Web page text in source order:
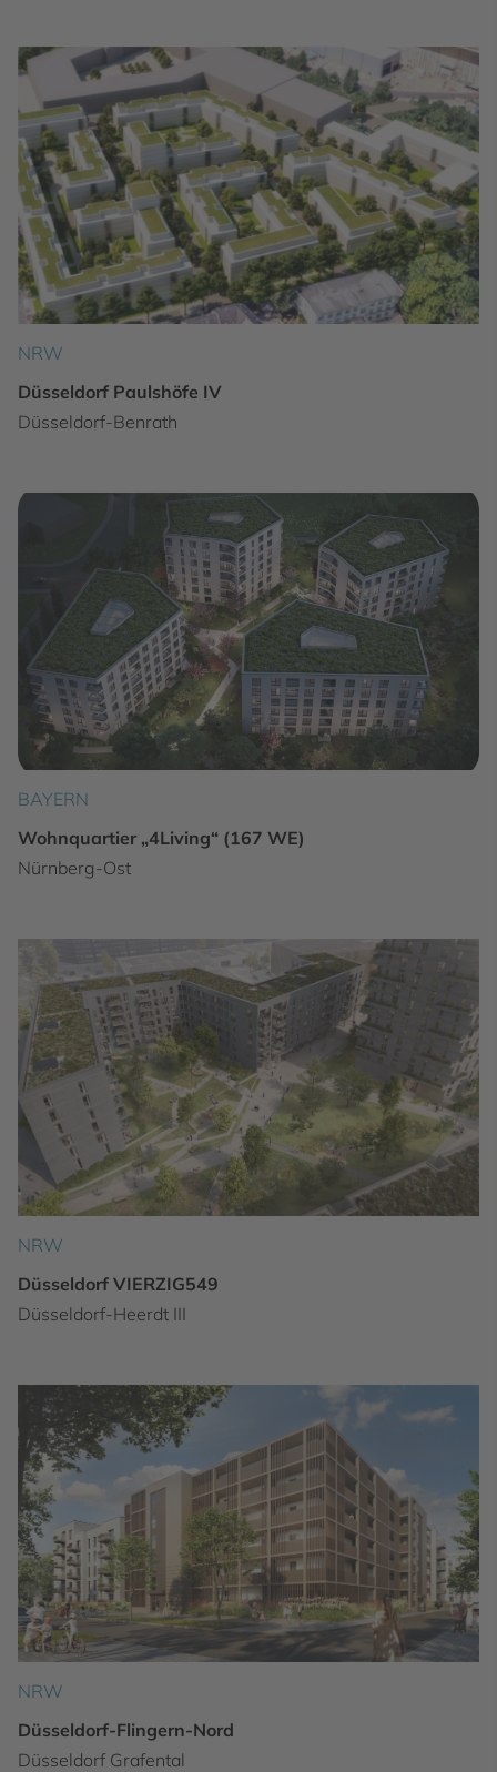
NRW
Düsseldorf Paulshöfe IV
Düsseldorf-Benrath
BAYERN
Wohnquartier „4Living“ (167 WE)
Nürnberg-Ost
NRW
Düsseldorf VIERZIG549
Düsseldorf-Heerdt III
NRW
Düsseldorf-Flingern-Nord
Düsseldorf Grafental